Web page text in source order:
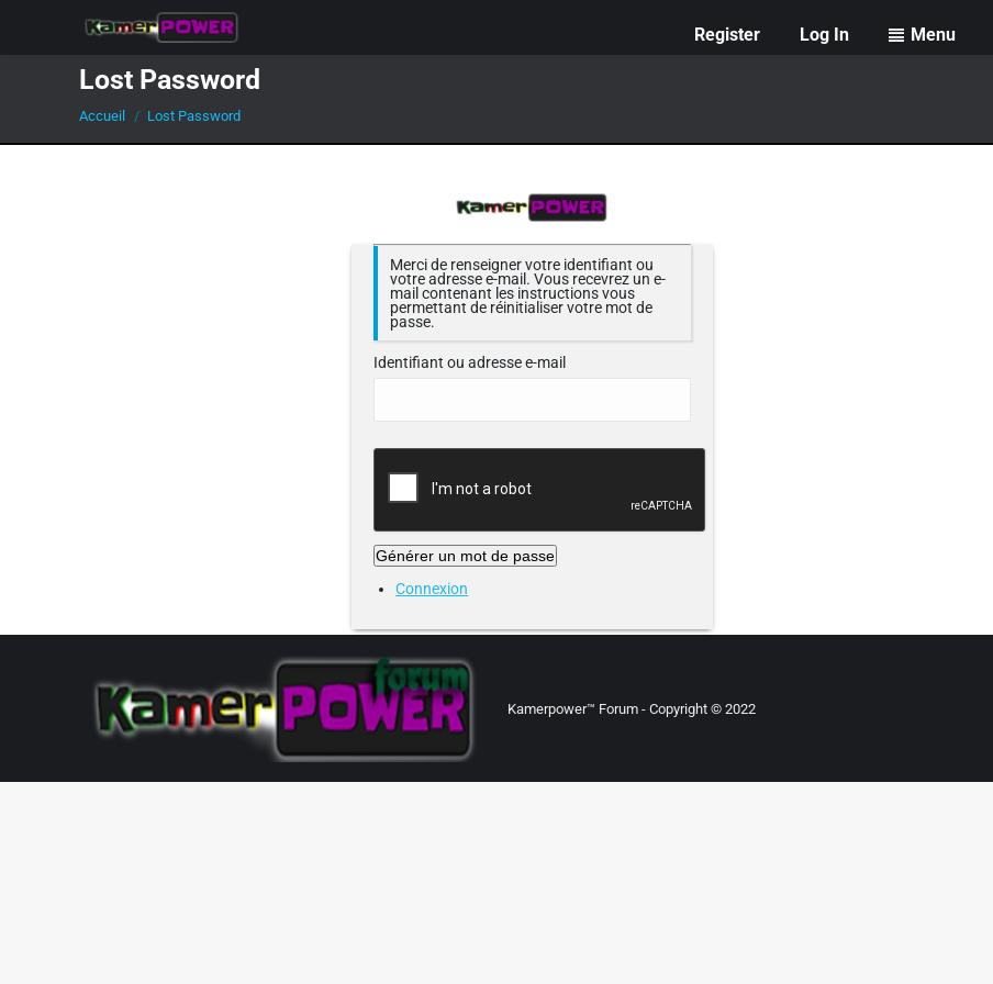
Register Log In Menu
Lost Password
Vous êtes ici :
Accueil Lost Password
Merci de renseigner votre identifiant ou
votre adresse e-mail. Vous recevrez un e-
mail contenant les instructions vous
permettant de réinitialiser votre mot de
passe.
Identifiant ou adresse e-mail
Générer un mot de passe
Connexion
Kamerpower™ Forum - Copyright © 2022